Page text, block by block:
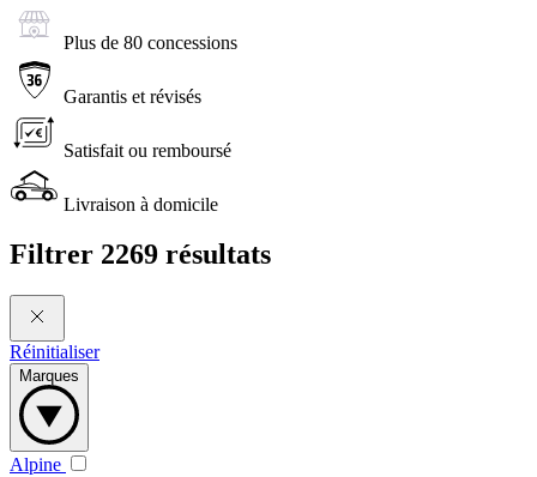
Plus de 80 concessions
Garantis et révisés
Satisfait ou remboursé
Livraison à domicile
Filtrer 2269 résultats
Réinitialiser
Marques
Alpine